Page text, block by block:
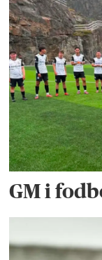
GM i